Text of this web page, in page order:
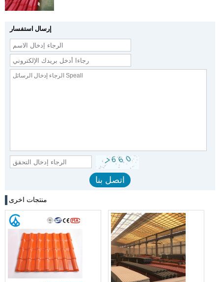
إرسال استفسار
منتجات اخرى